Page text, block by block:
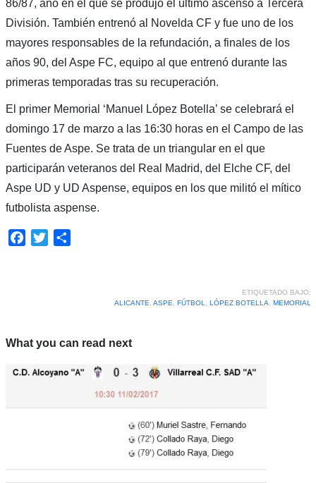
86/87, año en el que se produjo el último ascenso a Tercera
División. También entrenó al Novelda CF y fue uno de los
mayores responsables de la refundación, a finales de los
años 90, del Aspe FC, equipo al que entrenó durante las
primeras temporadas tras su recuperación.
El primer Memorial ‘Manuel López Botella’ se celebrará el
domingo 17 de marzo a las 16:30 horas en el Campo de las
Fuentes de Aspe. Se trata de un triangular en el que
participarán veteranos del Real Madrid, del Elche CF, del
Aspe UD y UD Aspense, equipos en los que militó el mítico
futbolista aspense.
Facebook
Twitter
ETIQUETADO BAJO:
ALICANTE, ASPE, FÚTBOL, LÓPEZ BOTELLA, MEMORIAL
What you can read next